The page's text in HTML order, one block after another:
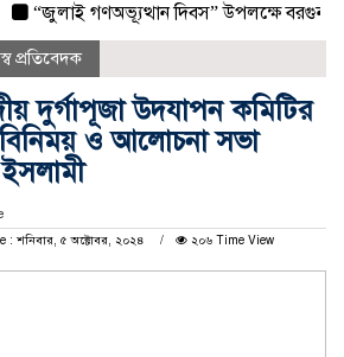
“জুলাই গণঅভ্যূত্থান দিবস” উপলক্ষে বরগুনা জেলা
প্রতিবেদক
দুর্গাপূজা উদযাপন কমিটির
ও আলোচনা সভা
: শনিবার, ৫ অক্টোবর, ২০২৪
২০৬ Time View